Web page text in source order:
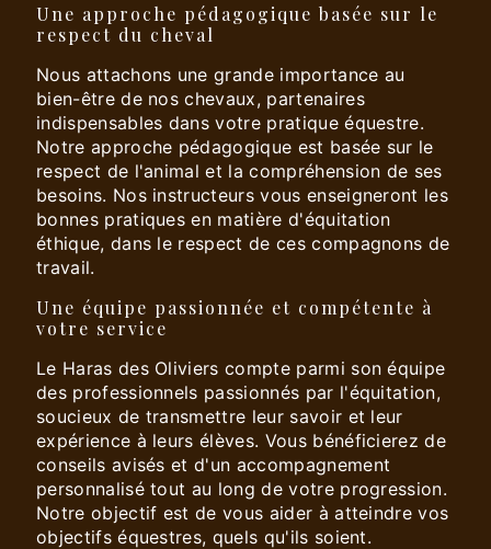
Une approche pédagogique basée sur le
respect du cheval
Nous attachons une grande importance au
bien-être de nos chevaux, partenaires
indispensables dans votre pratique équestre.
Notre approche pédagogique est basée sur le
respect de l'animal et la compréhension de ses
besoins. Nos instructeurs vous enseigneront les
bonnes pratiques en matière d'équitation
éthique, dans le respect de ces compagnons de
travail.
Une équipe passionnée et compétente à
votre service
Le Haras des Oliviers compte parmi son équipe
des professionnels passionnés par l'équitation,
soucieux de transmettre leur savoir et leur
expérience à leurs élèves. Vous bénéficierez de
conseils avisés et d'un accompagnement
personnalisé tout au long de votre progression.
Notre objectif est de vous aider à atteindre vos
objectifs équestres, quels qu'ils soient.